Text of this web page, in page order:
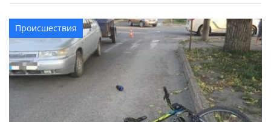
Александрийского района. Впоследствии вместе с
семьей переехал в село Васильевка Онуфриевского
района, где учился в местной школе и получил среднее
образование. Именно […]
Происшествия